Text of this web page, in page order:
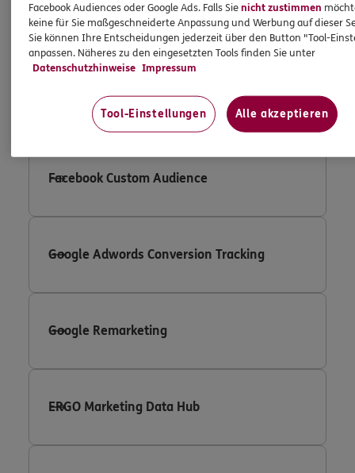
Fullstory
Facebook Conversion Tracking
Facebook Custom Audience
Google Adwords Conversion Tracking
Google Remarketing
ERGO Marketing Data Hub
Facebook Audiences oder Google Ads. Falls Sienicht zustimmen
keine für Sie maßgeschneiderte Anpassung und Werbung auf dieser
Sie können Ihre Entscheidungen jederzeit über den Button "Tool-
anpassen. Näheres zu den eingesetzten Tools finden Sie unter
Datenschutzhinweise Impressum
Tool-Einstellungen Alle akzeptieren